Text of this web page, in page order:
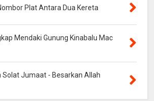
Plat Antara Dua Kereta
Mendaki Gunung Kinabalu Mac
Solat Jumaat - Besarkan Allah